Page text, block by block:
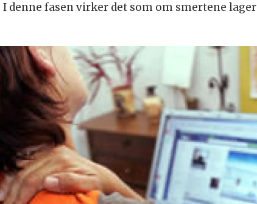
denne fasen virker det som om smertene